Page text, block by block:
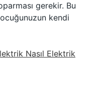
gerekir. Bu
kendi
Nasıl Elektrik